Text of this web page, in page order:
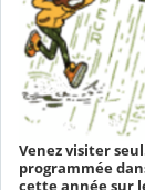
Venez visiter
programmée
cette année sur